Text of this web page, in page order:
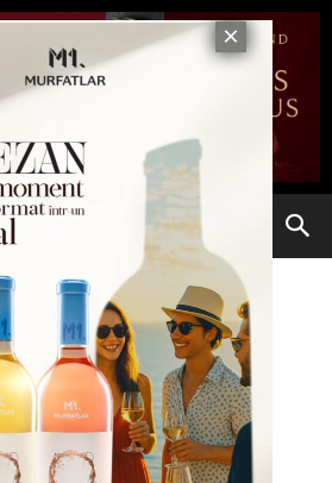
Timp liber Ultima oră
Comic Con